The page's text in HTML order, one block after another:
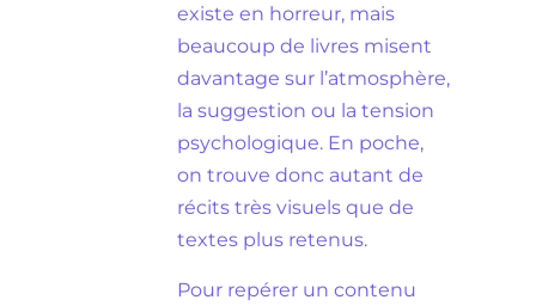
existe en horreur, mais
beaucoup de livres misent
davantage sur l’atmosphère,
la suggestion ou la tension
psychologique. En poche,
on trouve donc autant de
récits très visuels que de
textes plus retenus.
Pour repérer un contenu